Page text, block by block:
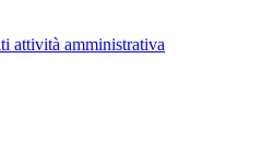
attività amministrativa